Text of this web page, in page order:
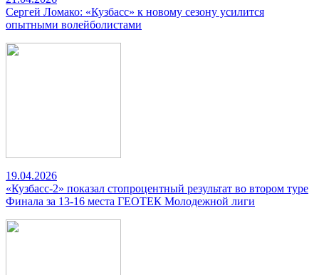
Сергей Ломако: «Кузбасс» к новому сезону усилится
опытными волейболистами
19.04.2026
«Кузбасс-2» показал стопроцентный результат во втором туре
Финала за 13-16 места ГЕОТЕК Молодежной лиги